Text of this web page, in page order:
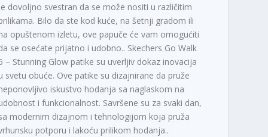
je dovoljno svestran da se može nositi u različitim
Bilo da ste kod kuće, na šetnji gradom ili
opuštenom izletu, ove papuče će vam omogućiti
se osećate prijatno i udobno.. Skechers Go Walk
– Stunning Glow patike su uverljiv dokaz inovacija
svetu obuće. Ove patike su dizajnirane da pruže
iskustvo hodanja sa naglaskom na
i funkcionalnost. Savršene su za svaki dan,
modernim dizajnom i tehnologijom koja pruža
potporu i lakoću prilikom hodanja..